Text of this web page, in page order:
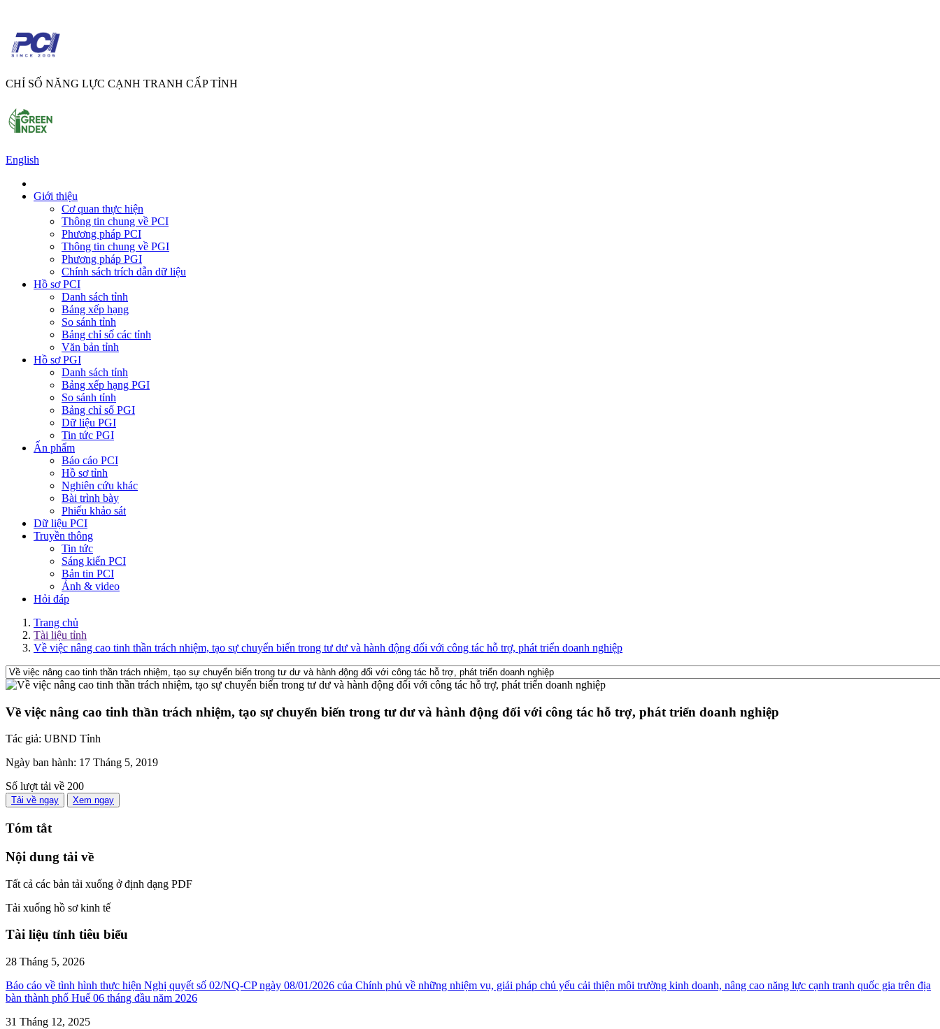
CHỈ SỐ NĂNG LỰC CẠNH TRANH CẤP TỈNH
English
Giới thiệu
Cơ quan thực hiện
Thông tin chung về PCI
Phương pháp PCI
Thông tin chung về PGI
Phương pháp PGI
Chính sách trích dẫn dữ liệu
Hồ sơ PCI
Danh sách tỉnh
Bảng xếp hạng
So sánh tỉnh
Bảng chỉ số các tỉnh
Văn bản tỉnh
Hồ sơ PGI
Danh sách tỉnh
Bảng xếp hạng PGI
So sánh tỉnh
Bảng chỉ số PGI
Dữ liệu PGI
Tin tức PGI
Ấn phẩm
Báo cáo PCI
Hồ sơ tỉnh
Nghiên cứu khác
Bài trình bày
Phiếu khảo sát
Dữ liệu PCI
Truyền thông
Tin tức
Sáng kiến PCI
Bản tin PCI
Ảnh & video
Hỏi đáp
Trang chủ
Tài liệu tỉnh
Về việc nâng cao tinh thần trách nhiệm, tạo sự chuyển biến trong tư dư và hành động đối với công tác hỗ trợ, phát triển doanh nghiệp
Về việc nâng cao tinh thần trách nhiệm, tạo sự chuyển biến trong tư dư và hành động đối với công tác hỗ trợ, phát triển doanh nghiệp
Tác giả: UBND Tỉnh
Ngày ban hành: 17 Tháng 5, 2019
Số lượt tải về 200
Tải về ngay Xem ngay
Tóm tắt
Nội dung tải về
Tất cả các bản tải xuống ở định dạng PDF
Tải xuống hồ sơ kinh tế
Tài liệu tỉnh tiêu biểu
28 Tháng 5, 2026
Báo cáo về tình hình thực hiện Nghị quyết số 02/NQ-CP ngày 08/01/2026 của Chính phủ về những nhiệm vụ, giải pháp chủ yếu cải thiện môi trường kinh doanh, nâng cao năng lực cạnh tranh quốc gia trên địa
bàn thành phố Huế 06 tháng đầu năm 2026
31 Tháng 12, 2025